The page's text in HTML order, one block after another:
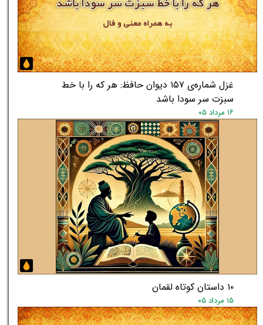
★★
غزل شماره‌ی ۱۵۷ دیوان حافظ: هر که را با خط
سبزت سر سودا باشد
۱۶ مرداد ۰۵
۱۰ داستان کوتاه لقمان
۱۵ مرداد ۰۵